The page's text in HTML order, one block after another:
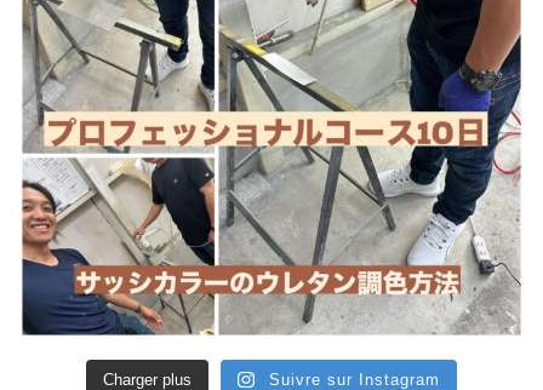
Charger plus Suivre sur Instagram